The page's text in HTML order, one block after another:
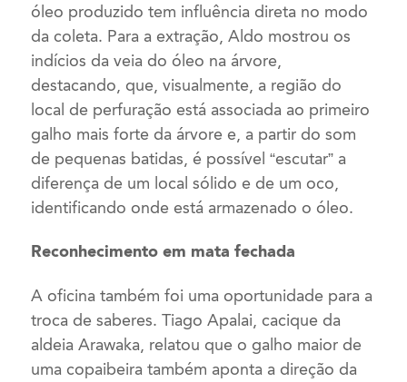
óleo produzido tem influência direta no modo
da coleta. Para a extração, Aldo mostrou os
indícios da veia do óleo na árvore,
destacando, que, visualmente, a região do
local de perfuração está associada ao primeiro
galho mais forte da árvore e, a partir do som
de pequenas batidas, é possível “escutar” a
diferença de um local sólido e de um oco,
identificando onde está armazenado o óleo.
Reconhecimento em mata fechada
A oficina também foi uma oportunidade para a
troca de saberes. Tiago Apalai, cacique da
aldeia Arawaka, relatou que o galho maior de
uma copaibeira também aponta a direção da